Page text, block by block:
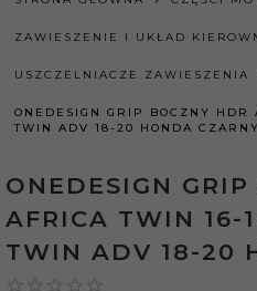
ZAWIESZENIE I UKŁAD
USZCZELNIACZE ZAWIESZENIA
ONEDESIGN GRIP BOCZNY
TWIN ADV 18-20 HONDA CZARNY
ONEDESIGN
AFRICA TWIN 16-
TWIN ADV 18-20